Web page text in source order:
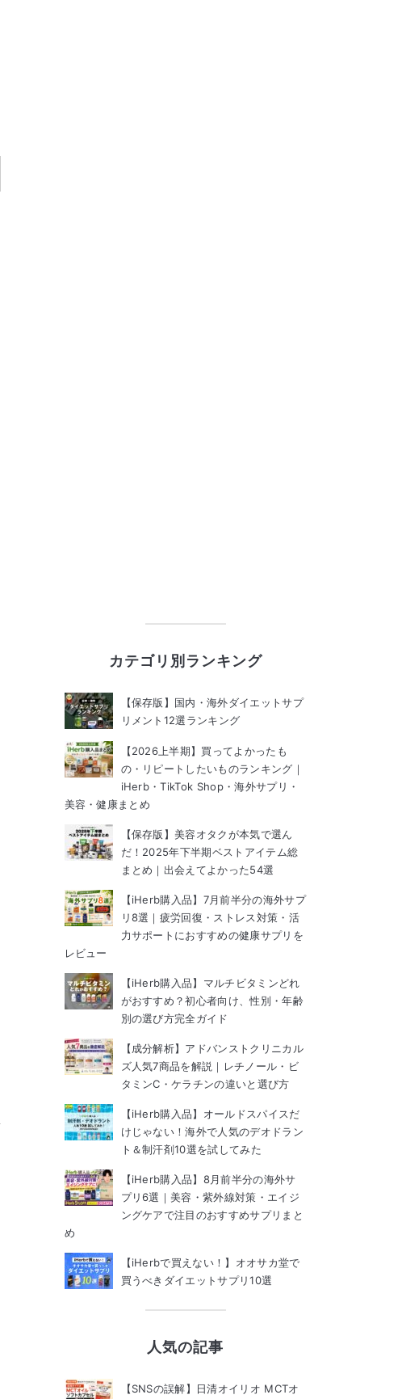
カテゴリ別ランキング
【保存版】国内・海外ダイエットサプ
リメント12選ランキング
【2026上半期】買ってよかったも
の・リピートしたいものランキング｜
iHerb・TikTok Shop・海外サプリ・
美容・健康まとめ
【保存版】美容オタクが本気で選ん
だ！2025年下半期ベストアイテム総
まとめ｜出会えてよかった54選
【iHerb購入品】7月前半分の海外サプ
リ8選｜疲労回復・ストレス対策・活
力サポートにおすすめの健康サプリを
レビュー
【iHerb購入品】マルチビタミンどれ
がおすすめ？初心者向け、性別・年齢
別の選び方完全ガイド
【成分解析】アドバンストクリニカル
ズ人気7商品を解説｜レチノール・ビ
タミンC・ケラチンの違いと選び方
【iHerb購入品】オールドスパイスだ
けじゃない！海外で人気のデオドラン
ト＆制汗剤10選を試してみた
【iHerb購入品】8月前半分の海外サ
プリ6選｜美容・紫外線対策・エイジ
ングケアで注目のおすすめサプリまと
め
【iHerbで買えない！】オオサカ堂で
買うべきダイエットサプリ10選
人気の記事
【SNSの誤解】日清オイリオ MCTオ